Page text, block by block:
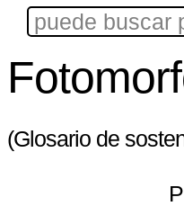
(Glosario de